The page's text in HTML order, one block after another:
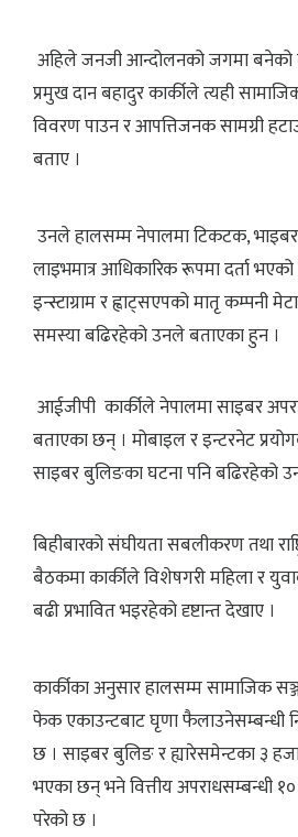
अहिले जनजी आन्दोलनको जगमा बनेको
प्रमुख दान बहादुर कार्कीले त्यही
विवरण पाउन र आपत्तिजनक सामग्री
बताए ।
उनले हालसम्म नेपालमा टिकटक,
लाइभमात्र आधिकारिक रूपमा दर्ता
इन्स्टाग्राम र ह्वाट्सएपको मातृ कम्पनी
समस्या बढिरहेको उनले बताएका हुन ।
आईजीपी कार्कीले नेपालमा साइबर
बताएका छन् । मोबाइल र इन्टरनेट
साइबर बुलिङका घटना पनि बढिरहेको
बिहीबारको संघीयता सबलीकरण तथा
बैठकमा कार्कीले विशेषगरी महिला र
बढी प्रभावित भइरहेको दृष्टान्त देखाए ।
कार्कीका अनुसार हालसम्म सामाजिक
फेक एकाउन्टबाट घृणा फैलाउनेसम्बन्धी
छ । साइबर बुलिङ र ह्यारेसमेन्टका ३
भएका छन् भने वित्तीय अपराधसम्बन्धी
परेको छ ।